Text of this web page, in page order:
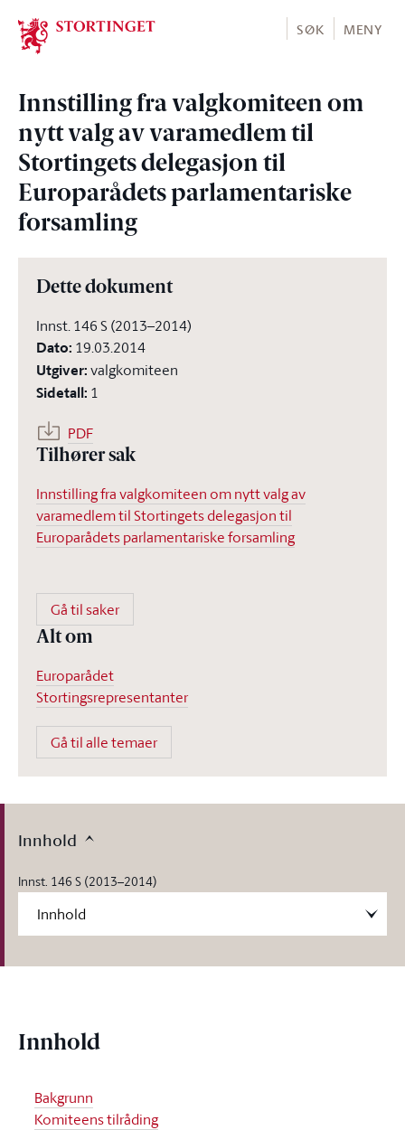
Stortinget.no
SØK MENY
Innstilling fra valgkomiteen om
nytt valg av varamedlem til
Stortingets delegasjon til
Europarådets parlamentariske
forsamling
Dette dokument
Innst. 146 S (2013–2014)
Dato: 19.03.2014
Utgiver:valgkomiteen
Sidetall: 1
PDF
Tilhører sak
Innstilling fra valgkomiteen om nytt valg av
varamedlem til Stortingets delegasjon til
Europarådets parlamentariske forsamling
Gå til saker
Alt om
Europarådet
Stortingsrepresentanter
Gå til alle temaer
Innhold
Innst. 146 S (2013–2014)
Innhold
Bakgrunn
Komiteens tilråding